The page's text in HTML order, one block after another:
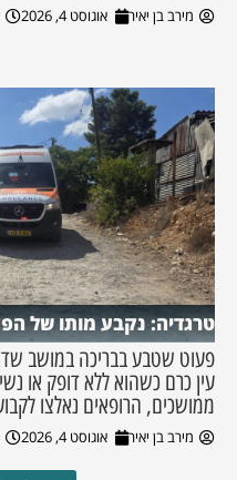
מירב בן יאיר אוגוסט 4, 2026
טרגדיה: נקבע מותו של
פעוט שטבע בבריכה במושב
עין כרם כשהוא ללא דופק או
ממושכים, הרופאים נאלצו
מירב בן יאיר אוגוסט 4, 2026